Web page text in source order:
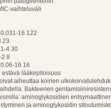
vaihteluväli
16 122
23
4 30
2 8
16 16
estävä lääkepitoisuus
aiheuttaa koirien
Bakteerien
aminoglykosidien
ja aminoglykosidin